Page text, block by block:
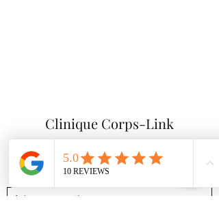
Clinique Corps-Link
Formulaire d'abonnement